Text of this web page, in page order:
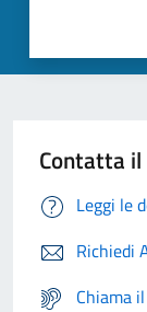
Contatta
Leggi le
Richiedi
Chiama